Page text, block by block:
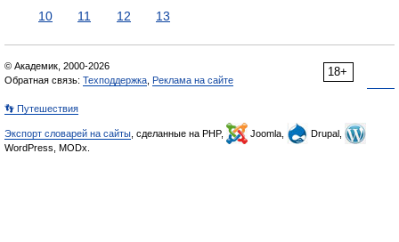
10
11 12 13
18+
© Академик, 2000-2026
Обратная связь: Техподдержка Реклама на сайте
👣 Путешествия
Экспорт словарей на сайты , сделанные на PHP, Joomla,
Drupal,
WordPress, MODx.